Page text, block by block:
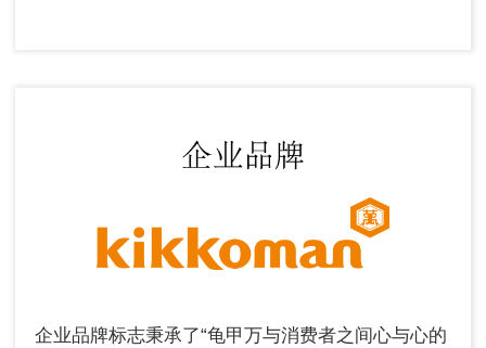
企业品牌标志秉承了“龟甲万与消费者之间心与心的